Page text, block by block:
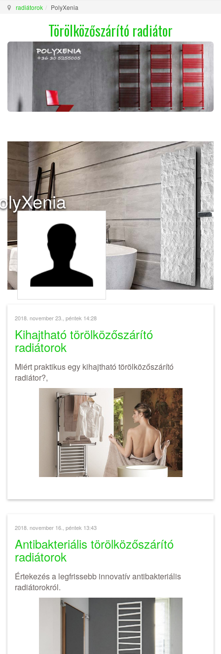
radiátorok PolyXenia
Törölközőszárító radiátor
2018. november 23., péntek 14:28
Kihajtható törölközőszárító
radiátorok
Miért praktikus egy kihajtható törölközőszárító
radiátor?,
2018. november 16., péntek 13:43
Antibakteriális törölközőszárító
radiátorok
Értekezés a legfrissebb innovatív antibakteriális
radiátorokról.